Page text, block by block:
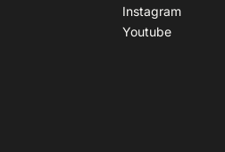
Instagram
Youtube